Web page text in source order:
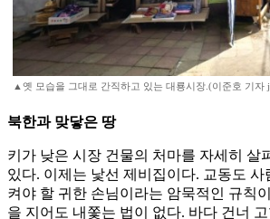
▲옛 모습을 그대로 간직하고 있는 대룡시장.(이준호 기자
북한과 맞닿은 땅
키가 낮은 시장 건물의 처마를 자세히 살
있다. 이제는 낯선 제비집이다. 교동도 사
켜야 할 귀한 손님이라는 암묵적인 규칙
을 지어도 내쫓는 법이 없다. 바다 건너